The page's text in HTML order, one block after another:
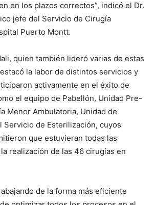
en los plazos correctos”, indicó el Dr.
jefe del Servicio de Cirugía
Puerto Montt.
quien también lideró varias de estas
la labor de distintos servicios y
activamente en el éxito de
el equipo de Pabellón, Unidad Pre-
Menor Ambulatoria, Unidad de
Servicio de Esterilización, cuyos
que estuvieran todas las
realización de las 46 cirugías en
de la forma más eficiente